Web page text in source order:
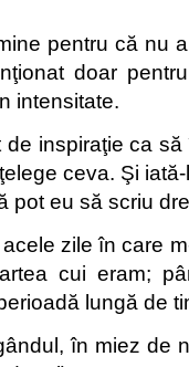
pentru că nu
doar
intensitate.
inspiraţie ca
ceva. Şi
pot eu să scriu
zile în care
cui eram;
lungă de
în miez de